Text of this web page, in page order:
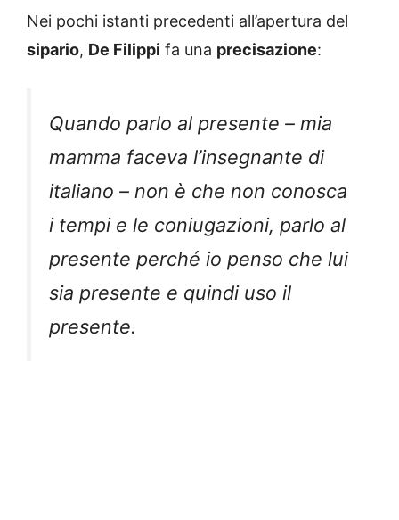
Nei pochi istanti precedenti all’apertura del
sipario, De Filippi fa una precisazione:
Quando parlo al presente – mia
mamma faceva l’insegnante di
italiano – non è che non conosca
i tempi e le coniugazioni, parlo al
presente perché io penso che lui
sia presente e quindi uso il
presente.